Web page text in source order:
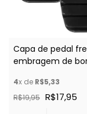
Capa de pedal
embragem de
Logan Sandero
4x de R$5,33
R$19,95 R$17,95